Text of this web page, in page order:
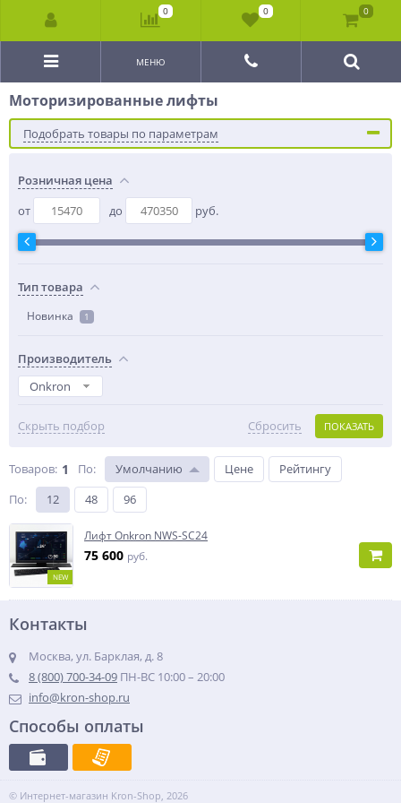
МЕНЮ
Моторизированные лифты
Подобрать товары по параметрам
Розничная цена
от
до руб.
Тип товара
Новинка 1
Производитель
Onkron
Скрыть подбор ПОКАЗАТЬ
Сбросить
Товаров: 1 По: Умолчанию Цене
Рейтингу
По: 12 48 96
NEW
Лифт Onkron NWS-SC24
75 600 руб.
Контакты
Москва, ул. Барклая, д. 8
8 (800) 700-34-09 ПН-ВС 10:00 – 20:00
info@kron-shop.ru
Способы оплаты
© Интернет-магазин Kron-Shop, 2026
0 0 0